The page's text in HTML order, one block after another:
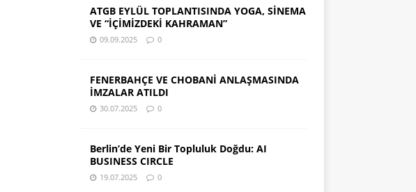
ATGB EYLÜL TOPLANTISINDA YOGA, SİNEMA
VE “İÇİMİZDEKİ KAHRAMAN”
09.09.2025 0
FENERBAHÇE VE CHOBANİ ANLAŞMASINDA
İMZALAR ATILDI
30.07.2025 0
Berlin’de Yeni Bir Topluluk Doğdu: AI
BUSINESS CIRCLE
19.07.2025 0